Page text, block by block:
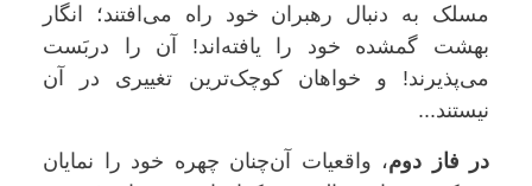
مسلک به دنبال رهبران خود راه می‌افتند؛ انگار
بهشت گمشده خود را یافته‌اند! آن را دربست
می‌پذیرند! و خواهان کوچک‌ترین تغییری در آن
نیستند...
در فاز دوم، واقعیات آن‌چنان چهره خود را نمایان